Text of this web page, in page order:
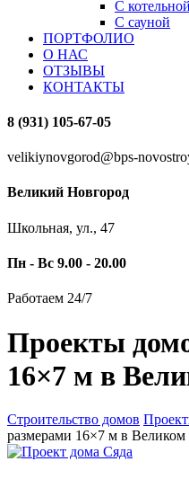
С котельной
С сауной
ПОРТФОЛИО
О НАС
ОТЗЫВЫ
КОНТАКТЫ
8 (931) 105-67-05
velikiynovgorod@bps-
Великий Новгород
Школьная, ул., 47
Пн - Вс 9.00 - 20.00
Работаем 24/7
Проекты
16×7 м в
Строительство домов
размерами 16×7 м в Великом